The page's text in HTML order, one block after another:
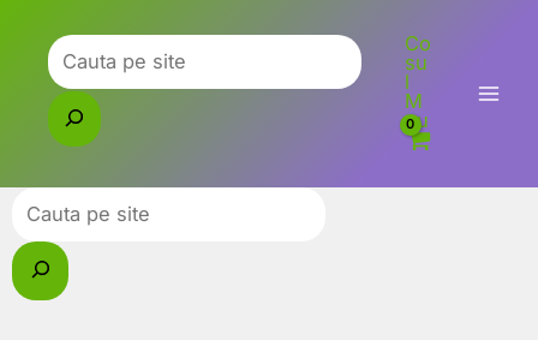
content
Caută
Co
su
l
M
eu
Caută